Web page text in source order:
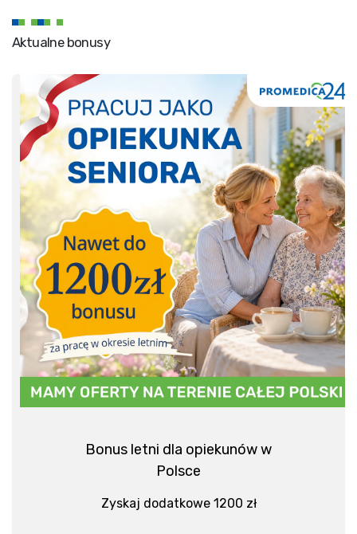
Aktualne bonusy
Bonus letni dla opiekunów w
Polsce
Zyskaj dodatkowe 1200 zł